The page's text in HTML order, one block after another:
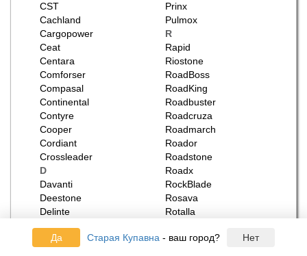
Да Старая Купавна - ваш город? Нет
CST
Cachland
Cargopower
Ceat
Centara
Comforser
Compasal
Continental
Contyre
Cooper
Cordiant
Crossleader
D
Davanti
Deestone
Delinte
Doublecoin
Prinx
Pulmox
R
Rapid
Riostone
RoadBoss
RoadKing
Roadbuster
Roadcruza
Roadmarch
Roador
Roadstone
Roadx
RockBlade
Rosava
Rotalla
Rydanz